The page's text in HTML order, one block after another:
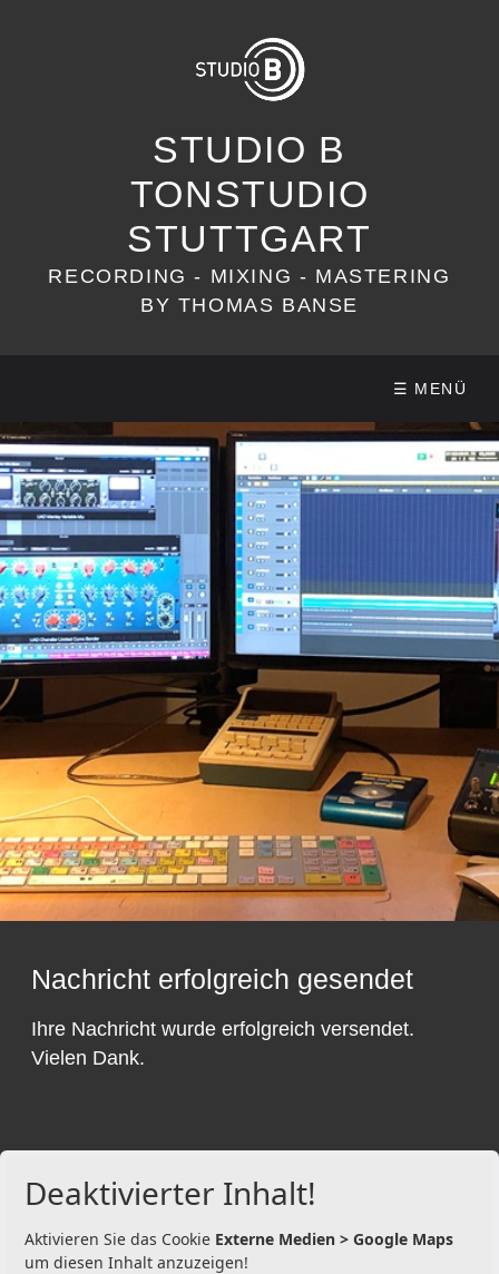
STUDIO B
TONSTUDIO
STUTTGART
RECORDING - MIXING - MASTERING
BY THOMAS BANSE
☰ MENÜ
Nachricht erfolgreich gesendet
Ihre Nachricht wurde erfolgreich versendet.
Vielen Dank.
Deaktivierter Inhalt!
Aktivieren Sie das Cookie Externe Medien > Google Maps
um diesen Inhalt anzuzeigen!